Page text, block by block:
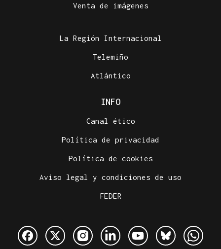
Venta de imágenes
La Región Internacional
Telemiño
Atlántico
INFO
Canal ético
Política de privacidad
Política de cookies
Aviso legal y condiciones de uso
FEDER